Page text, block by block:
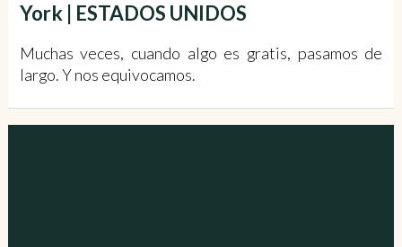
York | ESTADOS UNIDOS
Muchas veces, cuando algo es gratis, pasamos de
largo. Y nos equivocamos.